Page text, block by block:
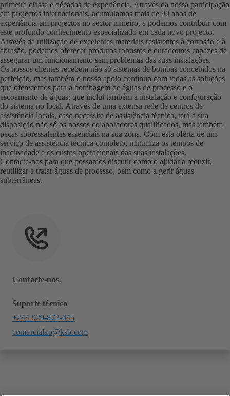
primeira classe e décadas de experiência. Através da nossa participação
em projectos internacionais, acumulamos mais de 90 anos de
experiência em projectos no sector mineiro, e podemos contribuir com
este profundo conhecimento especializado em cada novo projecto.
Através da utilização de excelentes materiais resistentes à corrosão e à
abrasão, podemos oferecer produtos robustos e duradouros capazes de
assegurar um funcionamento sem problemas das suas instalações.
Os nossos clientes recebem não só sistemas de bombas concebidos na
perfeição, mas também o nosso apoio contínuo com todas as soluções
que oferecemos para a bombagem de águas de processo e o
escoamento de águas; que inclui também a instalação e configuração
do sistema no local. Através de uma extensa rede de centros de
assistência locais, caso necessite de assistência técnica, terá à sua
disposição não só os nossos colaboradores qualificados, mas também
peças sobressalentes essenciais na sua zona. Com esta oferta de um
serviço de assistência técnica completo, minimiza os tempos de
inactividade e os custos operacionais das suas instalações.
Contacte-nos para que possamos discutir como o ajudar a reduzir,
reutilizar e tratar águas de processo, bem como a gerir águas
subterrâneas.
Contacte-nos.
Suporte técnico
+244 929-873-045
comercialao@ksb.com